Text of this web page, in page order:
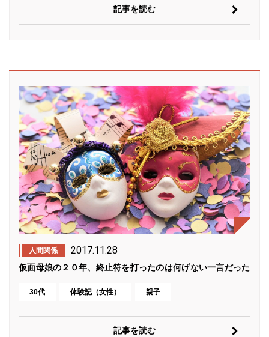
記事を読む
人間関係 2017.11.28
仮面母娘の２０年、終止符を打ったのは何げない一言だった
30代 体験記（女性） 親子
記事を読む